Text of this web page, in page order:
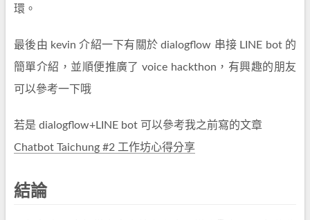
環。
最後由 kevin 介紹一下有關於 dialogflow 串接 LINE bot 的
簡單介紹，並順便推廣了 voice hackthon，有興趣的朋友
可以參考一下哦
若是 dialogflow+LINE bot 可以參考我之前寫的文章
Chatbot Taichung #2 工作坊心得分享
結論